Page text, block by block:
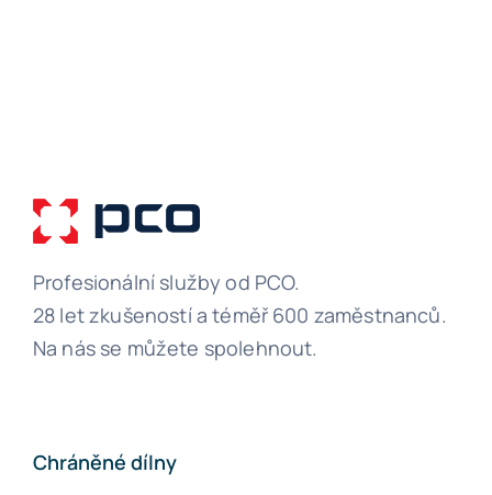
Profesionální služby od PCO.
28 let zkušeností a téměř 600 zaměstnanců.
Na nás se můžete spolehnout.
Chráněné dílny